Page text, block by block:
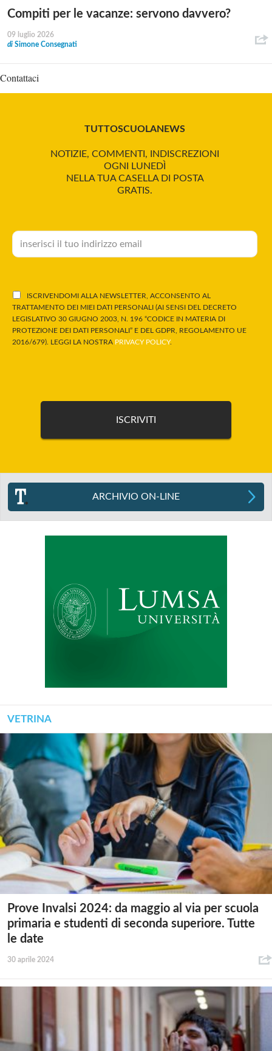
Compiti per le vacanze: servono davvero?
09 luglio 2026
di Simone Consegnati
Contattaci
TUTTOSCUOLANEWS
NOTIZIE, COMMENTI, INDISCREZIONI
OGNI LUNEDÌ
NELLA TUA CASELLA DI POSTA
GRATIS.
ISCRIVENDOMI ALLA NEWSLETTER, ACCONSENTO AL
TRATTAMENTO DEI MIEI DATI PERSONALI (AI SENSI DEL DECRETO
LEGISLATIVO 30 GIUGNO 2003, N. 196 “CODICE IN MATERIA DI
PROTEZIONE DEI DATI PERSONALI” E DEL GDPR, REGOLAMENTO UE
2016/679). LEGGI LA NOSTRA PRIVACY POLICY.
ARCHIVIO ON-LINE
VETRINA
Prove Invalsi 2024: da maggio al via per scuola
primaria e studenti di seconda superiore. Tutte
le date
30 aprile 2024